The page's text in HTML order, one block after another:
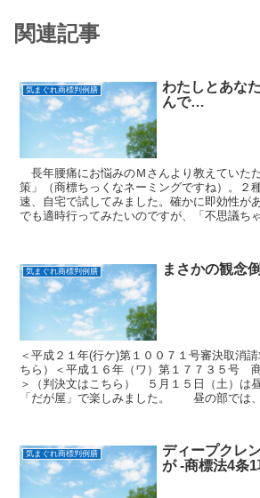
関連記事
気まぐれ商標判例膳
わたしとあな
んで…
長年腰痛にお悩みのＭさんより教えていた
策」（商標ちっくなネーミングですね）。２
速、自宅で試してみました。確かに即効性が
でも適時行ってみたいのですが、「不思議ち
気まぐれ商標判例膳 まさかの観念
＜平成２１年(行ケ)第１００７１号審決取消
ちら）＜平成１６年（ワ）第１７７３５号
＞（判決文はこちら） ５月１５日（土）は
「だが屋」で楽しみました。 昼の部では、
気まぐれ商標判例膳
ディープクレ
が -商標法4条